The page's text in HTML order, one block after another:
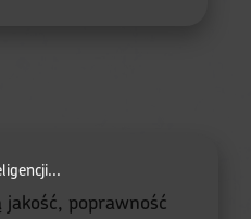
poprawność